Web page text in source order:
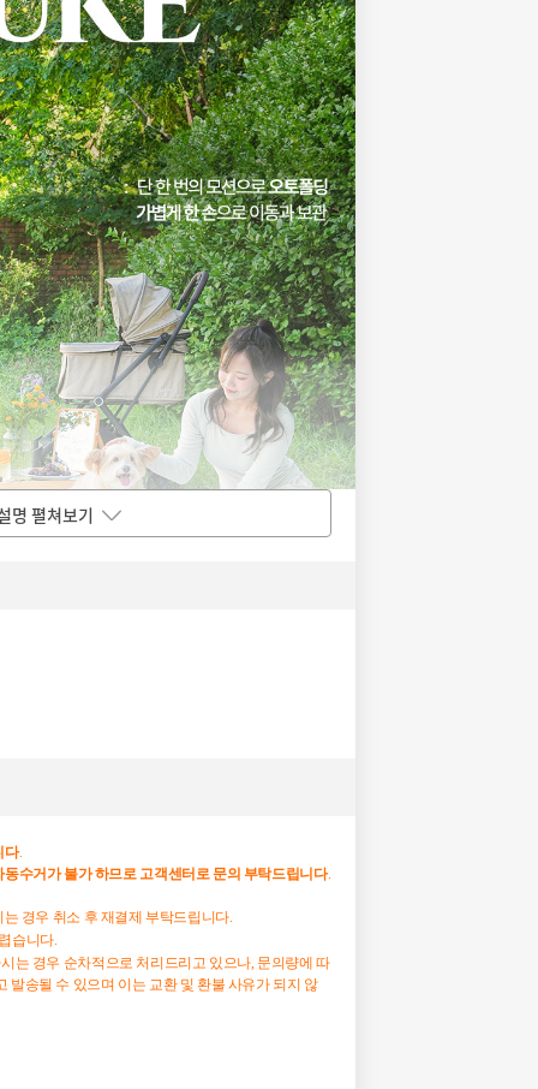
명 펼쳐보기
다.
동수거가 불가하므로고객센터로문의 부탁드립니다.
경우 취소 후 재결제 부탁드립니다.
습니다.
는 경우 순차적으로 처리드리고 있으나, 문의량에 따
발송될 수 있으며 이는 교환 및 환불 사유가 되지 않